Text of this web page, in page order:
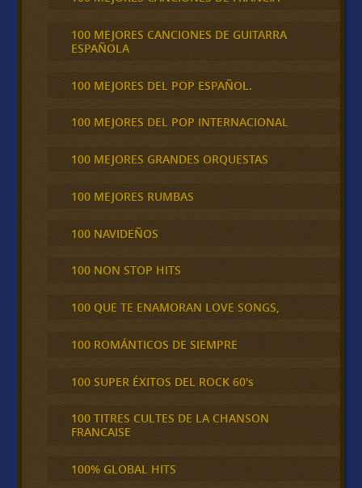
100 MEJORES CANCIONES DE GUITARRA
ESPAÑOLA
100 MEJORES DEL POP ESPAÑOL.
100 MEJORES DEL POP INTERNACIONAL
100 MEJORES GRANDES ORQUESTAS
100 MEJORES RUMBAS
100 NAVIDEÑOS
100 NON STOP HITS
100 QUE TE ENAMORAN LOVE SONGS,
100 ROMÁNTICOS DE SIEMPRE
100 SUPER ÉXITOS DEL ROCK 60's
100 TITRES CULTES DE LA CHANSON
FRANCAISE
100% GLOBAL HITS